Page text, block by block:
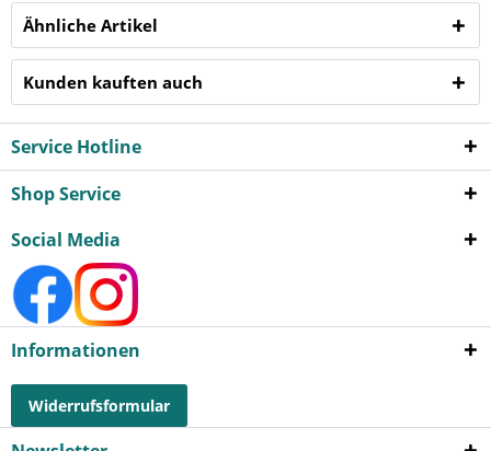
Ähnliche Artikel
Kunden kauften auch
Service Hotline
Shop Service
Social Media
Informationen
Widerrufsformular